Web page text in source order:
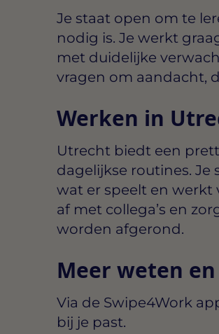
Je staat open om te
nodig is. Je werkt
met duidelijke
vragen om aandacht,
Werken in
Utrecht biedt een
dagelijkse routines.
wat er speelt en werkt
af met collega’s en
worden afgerond.
Meer weten
Via de Swipe4Work
bij je past.